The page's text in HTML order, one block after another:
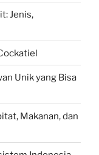
Jenis,
Unik yang Bisa
Makanan, dan